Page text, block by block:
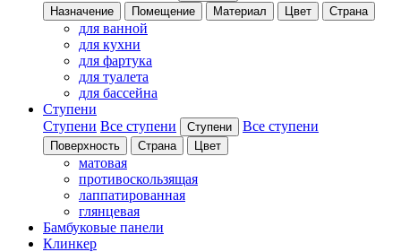
Назначение Помещение Материал Цвет Страна
для ванной
для кухни
для фартука
для туалета
для бассейна
Ступени
Ступени Все ступени Ступени Все ступени
Поверхность Страна Цвет
матовая
противоскользящая
лаппатированная
глянцевая
Бамбуковые панели
Клинкер